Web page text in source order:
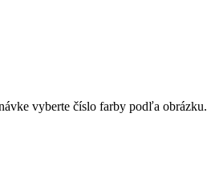
vyberte číslo farby podľa obrázku.